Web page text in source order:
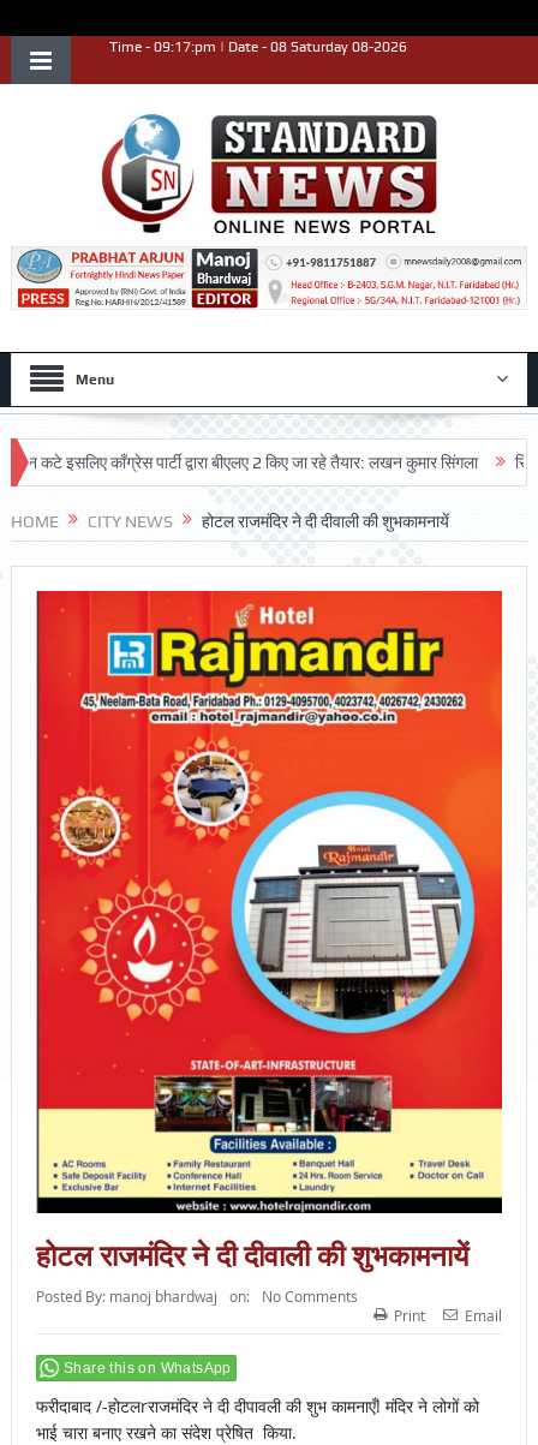
Time - 09:17:pm | Date - 08 Saturday 08-2026
Menu
इसलिए काँग्रेस पार्टी द्वारा बीएलए 2 किए जा रहे तैयार: लखन कुमार सिंगला सिद्धपीठ
HOME CITY NEWS होटल राजमंदिर ने दी दीवाली की शुभकामनायें
होटल राजमंदिर ने दी दीवाली की शुभकामनायें
Posted By: manoj bhardwaj on:
No Comments
Print
Email
Share this on WhatsApp
फरीदाबाद /-होटलrराजमंदिर ने दी दीपावली की शुभ कामनाएँ! मंदिर ने लोगों को
भाई चारा बनाए रखने का संदेश प्रेषित किया.